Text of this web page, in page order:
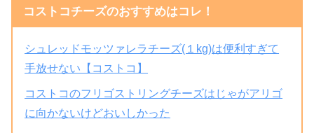
コストコチーズのおすすめはコレ！
シュレッドモッツァレラチーズ(１kg)は便利すぎて
手放せない【コストコ】
コストコのフリゴストリングチーズはじゃがアリゴ
に向かないけどおいしかった